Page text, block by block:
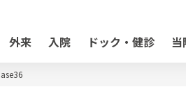
外来 入院 ドック・健診 当